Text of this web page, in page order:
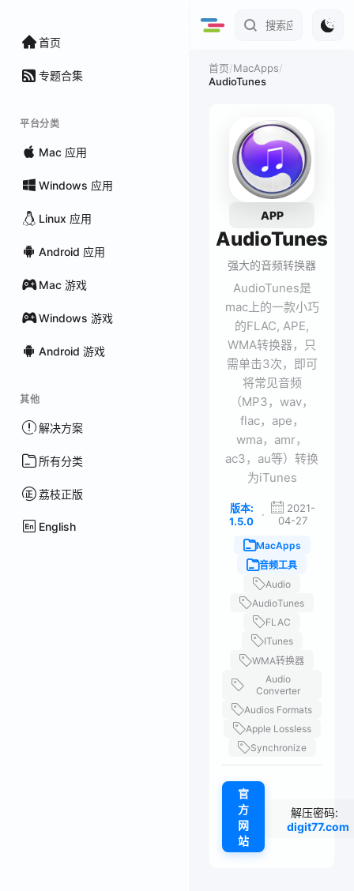
首页
专题合集
平台分类
Mac 应用
Windows 应用
Linux 应用
Android 应用
Mac 游戏
Windows 游戏
Android 游戏
其他
解决方案
所有分类
荔枝正版
English
首页/MacApps/
AudioTunes
APP
AudioTunes
强大的音频转换器
AudioTunes是
mac上的一款小巧
的FLAC, APE,
WMA转换器，只
需单击3次，即可
将常见音频
（MP3，wav，
flac，ape，
wma，amr，
ac3，au等）转换
为iTunes
版本:
1.5.0
·
2021-
04-27
MacApps
音频工具
Audio
AudioTunes
FLAC
ITunes
WMA转换器
Audio
Converter
Audios Formats
Apple Lossless
Synchronize
官
方
网
站
解压密码:
digit77.com